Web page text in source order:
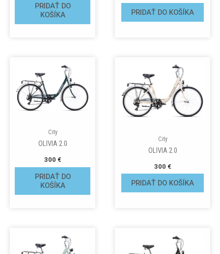
PRIDAŤ DO
KOŠÍKA
PRIDAŤ DO KOŠÍKA
City
OLIVIA 2.0
300 €
PRIDAŤ DO
KOŠÍKA
City
OLIVIA 2.0
300 €
PRIDAŤ DO KOŠÍKA